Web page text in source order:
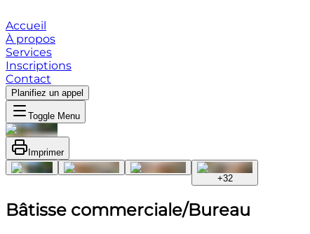
Accueil
À propos
Services
Inscriptions
Contact
Planifiez un appel
Toggle Menu
Imprimer
+32
Bâtisse commerciale/Bureau